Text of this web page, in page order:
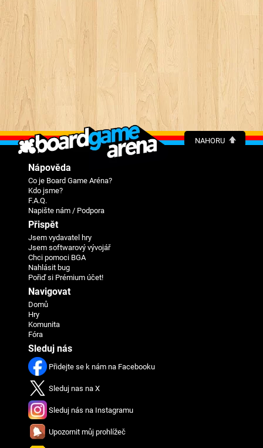
NAHORU
Nápověda
Co je Board Game Aréna?
Kdo jsme?
F.A.Q.
Napište nám / Podpora
Přispět
Jsem vydavatel hry
Jsem softwarový vývojář
Chci pomoci BGA
Nahlásit bug
Pořiď si Prémium účet!
Navigovat
Domů
Hry
Komunita
Fóra
Sleduj nás
Přidejte se k nám na Facebooku
Sleduj nas na X
Sleduj nás na Instagramu
Upozornit můj prohlížeč